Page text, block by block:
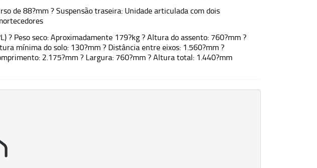
de 88?mm ? Suspensão traseira: Unidade articulada com dois
? Peso seco: Aproximadamente 179?kg ? Altura do assento: 760?mm ?
mínima do solo: 130?mm ? Distância entre eixos: 1.560?mm ?
2.175?mm ? Largura: 760?mm ? Altura total: 1.440?mm